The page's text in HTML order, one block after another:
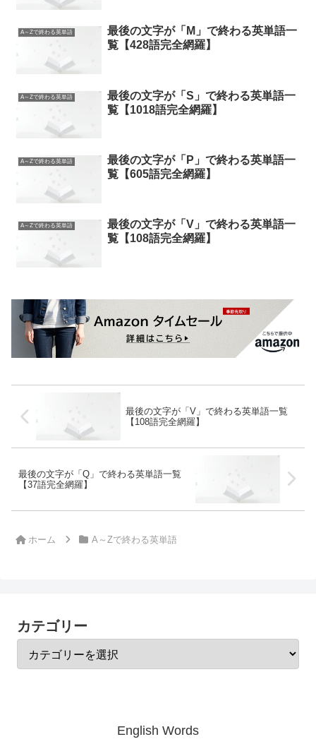
A～Zで終わる英単語
最後の文字が「M」で終わる英単語一
覧【428語完全網羅】
A～Zで終わる英単語
最後の文字が「S」で終わる英単語一
覧【1018語完全網羅】
A～Zで終わる英単語
最後の文字が「P」で終わる英単語一
覧【605語完全網羅】
A～Zで終わる英単語
最後の文字が「V」で終わる英単語一
覧【108語完全網羅】
最後の文字が「V」で終わる英単語一覧
【108語完全網羅】
最後の文字が「Q」で終わる英単語一覧
【37語完全網羅】
ホーム A～Zで終わる英単語
カテゴリー
English Words